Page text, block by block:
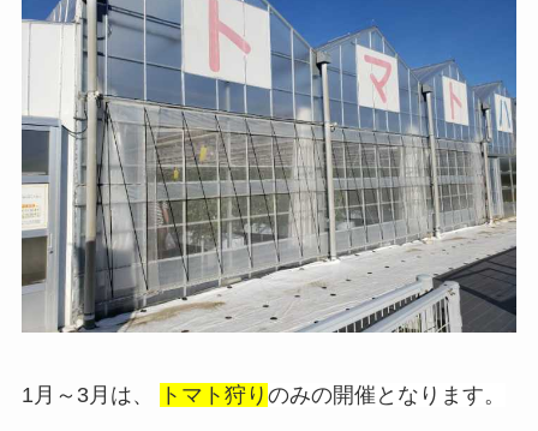
1月～3月は、 トマト狩り のみの開催となります。